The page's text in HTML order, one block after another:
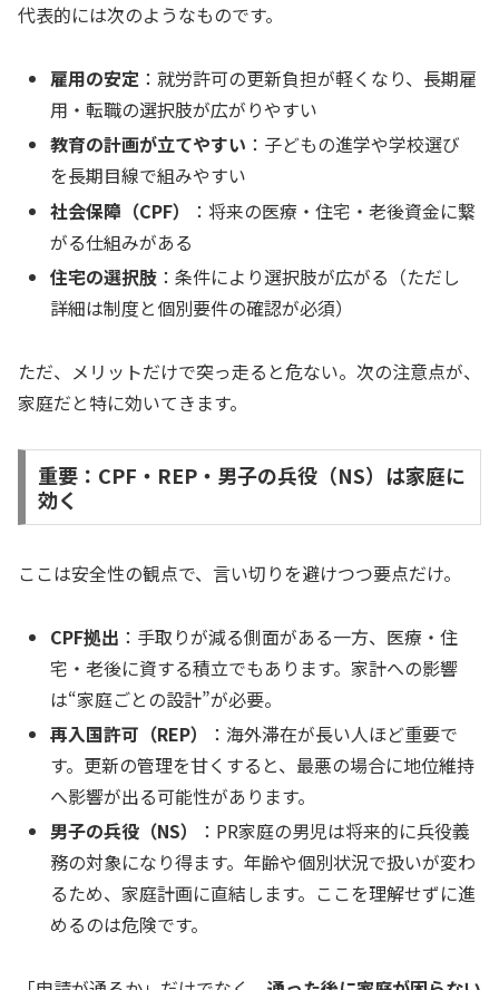
代表的には次のようなものです。
雇用の安定 ：就労許可の更新負担が軽くなり、長期雇
用・転職の選択肢が広がりやすい
教育の計画が立てやすい ：子どもの進学や学校選び
を長期目線で組みやすい
社会保障（CPF）
：将来の医療・住宅・老後資金に繋
がる仕組みがある
住宅の選択肢 ：条件により選択肢が広がる（ただし
詳細は制度と個別要件の確認が必須）
ただ、メリットだけで突っ走ると危ない。次の注意点が、
家庭だと特に効いてきます。
重要：CPF・REP・男子の兵役（NS）は家庭に
効く
ここは安全性の観点で、言い切りを避けつつ要点だけ。
CPF拠出 ：手取りが減る側面がある一方、医療・住
宅・老後に資する積立でもあります。家計への影響
は“家庭ごとの設計”が必要。
再入国許可（REP）
：海外滞在が長い人ほど重要で
す。更新の管理を甘くすると、最悪の場合に地位維持
へ影響が出る可能性があります。
男子の兵役（NS）
：PR家庭の男児は将来的に兵役義
務の対象になり得ます。年齢や個別状況で扱いが変わ
るため、家庭計画に直結します。ここを理解せずに進
めるのは危険です。